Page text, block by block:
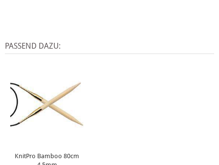
PASSEND DAZU:
KnitPro Bamboo 80cm